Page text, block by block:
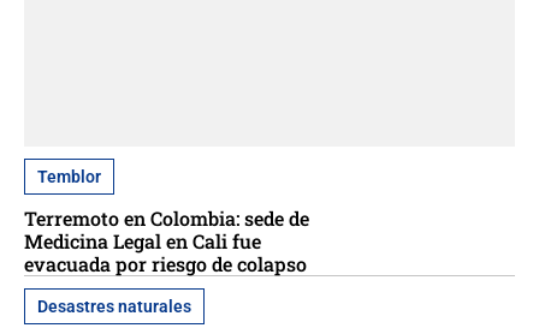
Temblor
Terremoto en Colombia: sede de
Medicina Legal en Cali fue
evacuada por riesgo de colapso
Desastres naturales